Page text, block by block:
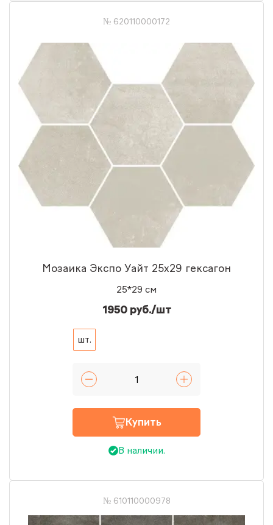
№ 620110000172
Мозаика Экспо Уайт 25x29 гексагон
25*29 см
1950 руб./шт
шт.
Купить
В наличии.
№ 610110000978